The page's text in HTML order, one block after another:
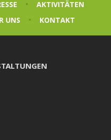
AKTIVITÄTEN
UNS KONTAKT